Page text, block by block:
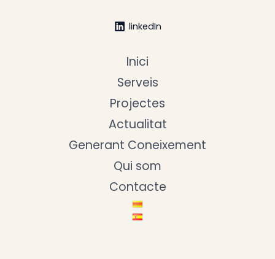
linkedIn
Inici
Serveis
Projectes
Actualitat
Generant Coneixement
Qui som
Contacte